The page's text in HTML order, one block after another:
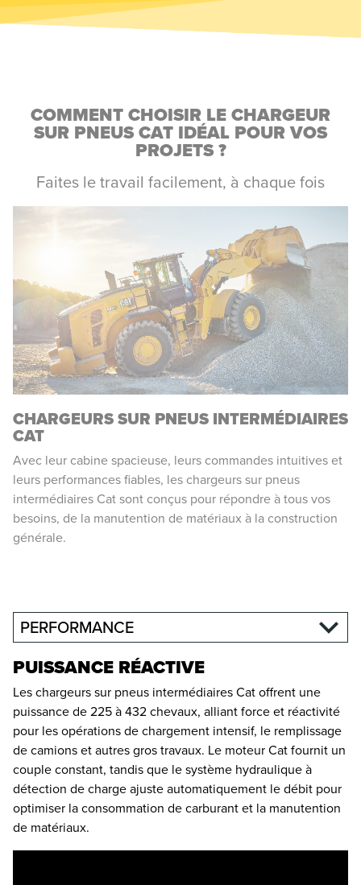
COMMENT CHOISIR LE CHARGEUR
SUR PNEUS CAT IDÉAL POUR VOS
PROJETS ?
Faites le travail facilement, à chaque fois
CHARGEURS SUR PNEUS INTERMÉDIAIRES
CAT
Avec leur cabine spacieuse, leurs commandes intuitives et
leurs performances fiables, les chargeurs sur pneus
intermédiaires Cat sont conçus pour répondre à tous vos
besoins, de la manutention de matériaux à la construction
générale.
PERFORMANCE
PUISSANCE RÉACTIVE
Les chargeurs sur pneus intermédiaires Cat offrent une
puissance de 225 à 432 chevaux, alliant force et réactivité
pour les opérations de chargement intensif, le remplissage
de camions et autres gros travaux. Le moteur Cat fournit un
couple constant, tandis que le système hydraulique à
détection de charge ajuste automatiquement le débit pour
optimiser la consommation de carburant et la manutention
de matériaux.